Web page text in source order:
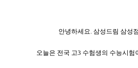
안녕하세요. 삼성드림 삼성
오늘은 전국 고3 수험생의 수능시험